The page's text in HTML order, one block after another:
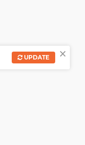
×
UPDATE